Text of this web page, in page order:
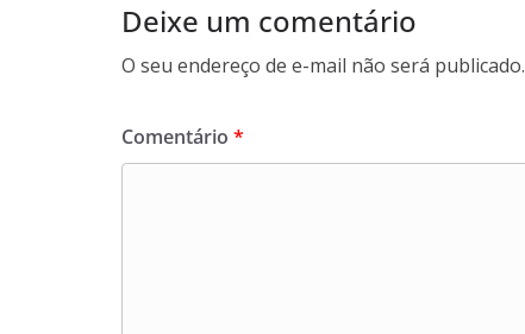
Deixe um comentário
O seu endereço de e-mail não será publicado.
Comentário *